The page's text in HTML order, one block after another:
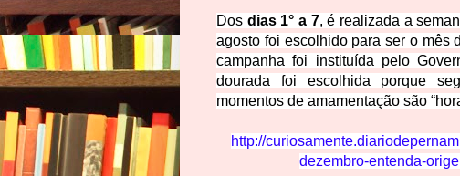
Dos dias 1° a 7, é realizada a
agosto foi escolhido para ser o mês
campanha foi instituída pelo
dourada foi escolhida porque
momentos de amamentação são
http://
dezembro-entenda-